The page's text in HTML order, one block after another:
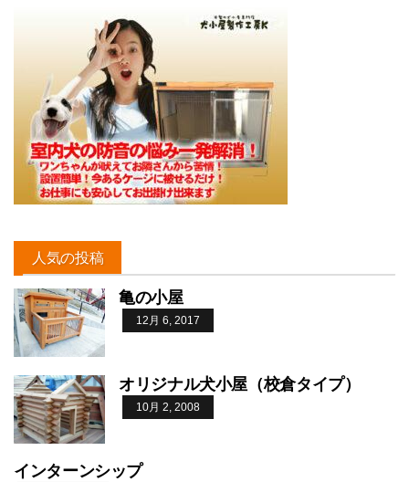
人気の投稿
亀の小屋
12月 6, 2017
オリジナル犬小屋（校倉タイプ）
10月 2, 2008
インターンシップ